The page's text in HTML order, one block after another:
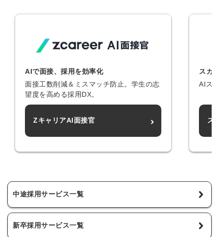
AIで面接、採用を効率化
面接工数削減＆ミスマッチ防止。学生の志
望度を高める採用DX。
ZキャリアAI面接官
スカ
AIス
ス
中途採用サービス一覧
新卒採用サービス一覧